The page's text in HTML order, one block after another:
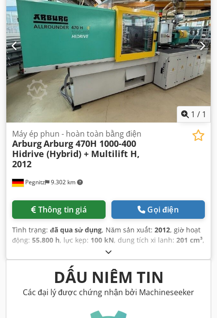
1 / 1
Pegnitz 9.302 km
Máy ép phun - hoàn toàn bằng điện
ArburgArburg 470H 1000-400
Hidrive (Hybrid) + Multilift H,
2012
Thông tin giá Gọi điện
Tình trạng: đã qua sử dụng, Năm sản xuất: 2012, giờ hoạt
động: 55.800 h, lực kẹp: 100 kN, dung tích xi lanh: 201 cm³,
, trọng lượng tổng cộng:
kg, đường kính băng tải trục vít:40 mm,
DẤU NIÊM TIN
Các đại lý được chứng nhận bởi Machineseeker